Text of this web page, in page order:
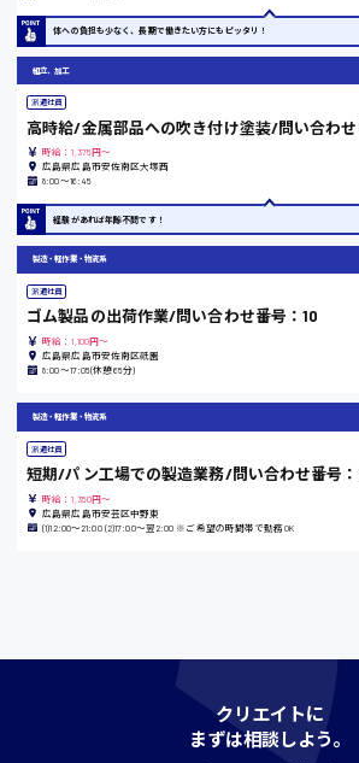
熊本県
東京都
島根県
時給1200円〜
時給1100円〜
体への負担も少なく、長期で働きたい方にもピッタリ！
組立、加工
派遣社員
高時給/金属部品への吹き付け塗装/問い合わせ
時給：1,375円～
広島県広島市安佐南区大塚西
8:00〜16:45
経験があれば年齢不問です！
製造・軽作業・物流系
派遣社員
ゴム製品の出荷作業/問い合わせ番号：10
時給：1,100円～
広島県広島市安佐南区祇園
8:00〜17:05(休憩65分)
製造・軽作業・物流系
派遣社員
短期/パン工場での製造業務/問い合わせ番号
時給：1,350円～
広島県広島市安芸区中野東
(1)12:00～21:00 (2)17:00～翌2:00 ※ご希望の時間帯で勤務OK
クリエイトに
まずは相談しよう。